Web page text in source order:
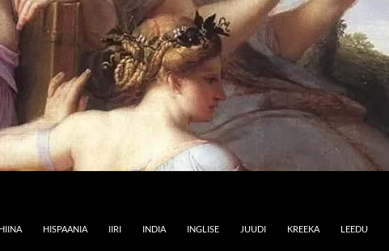
HIINA HISPAANIA IIRI INDIA INGLISE JUUDI KREEKA LEEDU